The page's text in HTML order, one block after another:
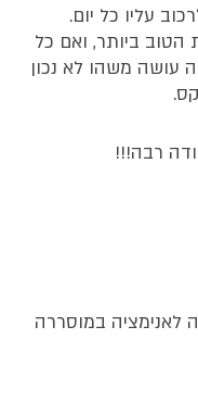
עליו כל יום.
ביותר, ואם כל
עושה משהו לא נכון
רבה!!!
לאנימציה במוסררה